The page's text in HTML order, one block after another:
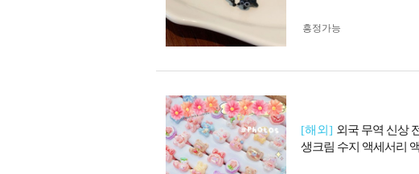
흥정가능
[해외] 외국 무역 신상
생크림 수지 액세서리